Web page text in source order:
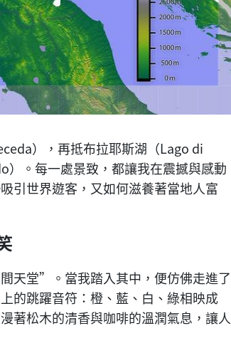
），再抵布拉耶斯湖（Lago di
。每一處景致，都讓我在震撼與感動
引世界遊客，又如何滋養著當地人富
天堂”。當我踏入其中，便仿佛走進了
的跳躍音符：橙、藍、白、綠相映成
著松木的清香與咖啡的溫潤氣息，讓人